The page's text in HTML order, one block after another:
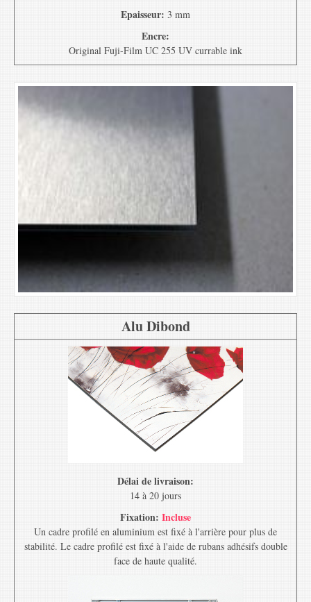
Epaisseur: 3 mm
Encre:
Original Fuji-Film UC 255 UV currable ink
Alu Dibond
Délai de livraison:
14 à 20 jours
Fixation: Incluse
Un cadre profilé en aluminium est fixé à l'arrière pour plus de
stabilité. Le cadre profilé est fixé à l'aide de rubans adhésifs double
face de haute qualité.